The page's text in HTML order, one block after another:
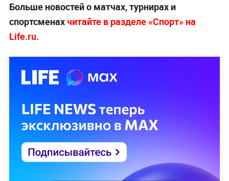
Больше новостей о матчах, турнирах и
спортсменахчитайте в разделе «Спорт» на
Life.ru.